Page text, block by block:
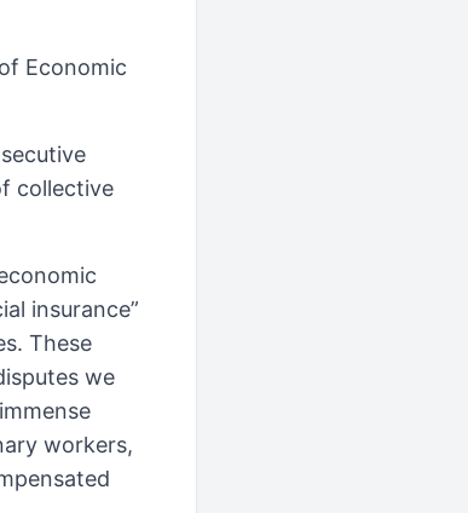
Economic
collective
insurance”
These
we
workers,